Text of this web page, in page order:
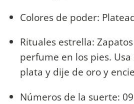
Colores de poder:
Rituales estrella:
perfume en los pies.
plata y dije de oro y
Números de la suerte: